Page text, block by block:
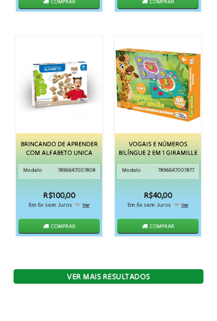
COMPRAR COMPRAR
BRINCANDO DE APRENDER
COM ALFABETO UNICA
Modelo 7896647007808
R$100,00
Em 6x sem Juros Ver
COMPRAR
VOGAIS E NÚMEROS
BILÍNGUE 2 EM 1 GIRAMILLE
Modelo 7896647007877
R$40,00
Em 6x sem Juros Ver
COMPRAR
VER MAIS RESULTADOS